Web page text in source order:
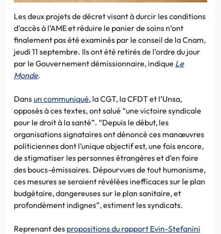
Les deux projets de décret visant à durcir les conditions
d’accès à l’AME et réduire le panier de soins n’ont
finalement pas été examinés par le conseil de la Cnam,
jeudi 11 septembre. Ils ont été retirés de l’ordre du jour
par le Gouvernement démissionnaire, indique Le
Monde.
Dansun communiqué, la CGT, la CFDT et l’Unsa,
opposés à ces textes, ont salué “une victoire syndicale
pour le droit à la santé”. “Depuis le début, les
organisations signataires ont dénoncé ces manœuvres
politiciennes dont l’unique objectif est, une fois encore,
de stigmatiser les personnes étrangères et d’en faire
des boucs-émissaires. Dépourvues de tout humanisme,
ces mesures se seraient révélées inefficaces sur le plan
budgétaire, dangereuses sur le plan sanitaire, et
profondément indignes”, estiment les syndicats.
Reprenant des propositions du rapport Evin-Stefanini